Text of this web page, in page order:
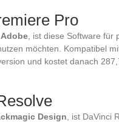
Pro
, ist diese Software
möchten. Kompatibel
und kostet danach
Design , ist DaVinci